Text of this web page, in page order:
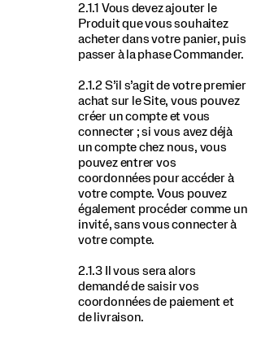
2.1.1 Vous devez ajouter le
Produit que vous souhaitez
acheter dans votre panier, puis
passer à la phase Commander.
2.1.2 S’il s’agit de votre premier
achat sur le Site, vous pouvez
créer un compte et vous
connecter ; si vous avez déjà
un compte chez nous, vous
pouvez entrer vos
coordonnées pour accéder à
votre compte. Vous pouvez
également procéder comme un
invité, sans vous connecter à
votre compte.
2.1.3 Il vous sera alors
demandé de saisir vos
coordonnées de paiement et
de livraison.